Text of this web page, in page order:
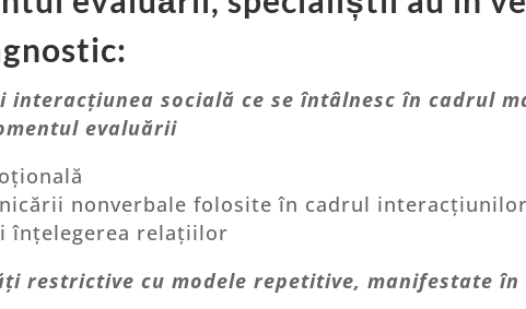
interacțiunea socială ce se întâlnesc în cadrul
evaluării
nonverbale folosite în cadrul
înțelegerea relațiilor
restrictive cu modele repetitive, manifestate